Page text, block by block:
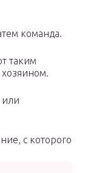
команда.
таким
или
с которого